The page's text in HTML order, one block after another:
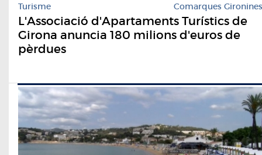
Turisme Comarques Gironines
L'Associació d'Apartaments Turístics de
Girona anuncia 180 milions d'euros de
pèrdues